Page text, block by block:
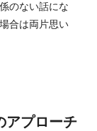
のない話にな
合は両片思い
アプローチ